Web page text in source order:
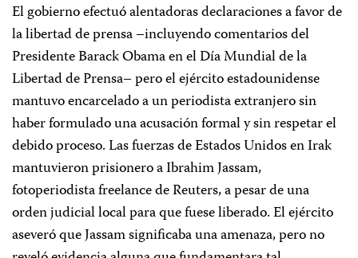
El gobierno efectuó alentadoras declaraciones a favor de
la libertad de prensa –incluyendo comentarios del
Presidente Barack Obama en el Día Mundial de la
Libertad de Prensa– pero el ejército estadounidense
mantuvo encarcelado a un periodista extranjero sin
haber formulado una acusación formal y sin respetar el
debido proceso. Las fuerzas de Estados Unidos en Irak
mantuvieron prisionero a Ibrahim Jassam,
fotoperiodista freelance de Reuters, a pesar de una
orden judicial local para que fuese liberado. El ejército
aseveró que Jassam significaba una amenaza, pero no